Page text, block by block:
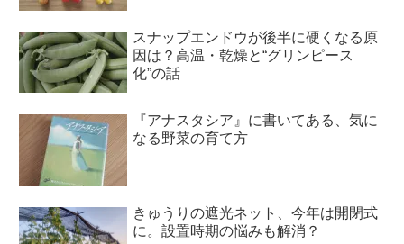
スナップエンドウが後半に硬くなる原
因は？高温・乾燥と“グリンピース
化”の話
『アナスタシア』に書いてある、気に
なる野菜の育て方
きゅうりの遮光ネット、今年は開閉式
に。設置時期の悩みも解消？